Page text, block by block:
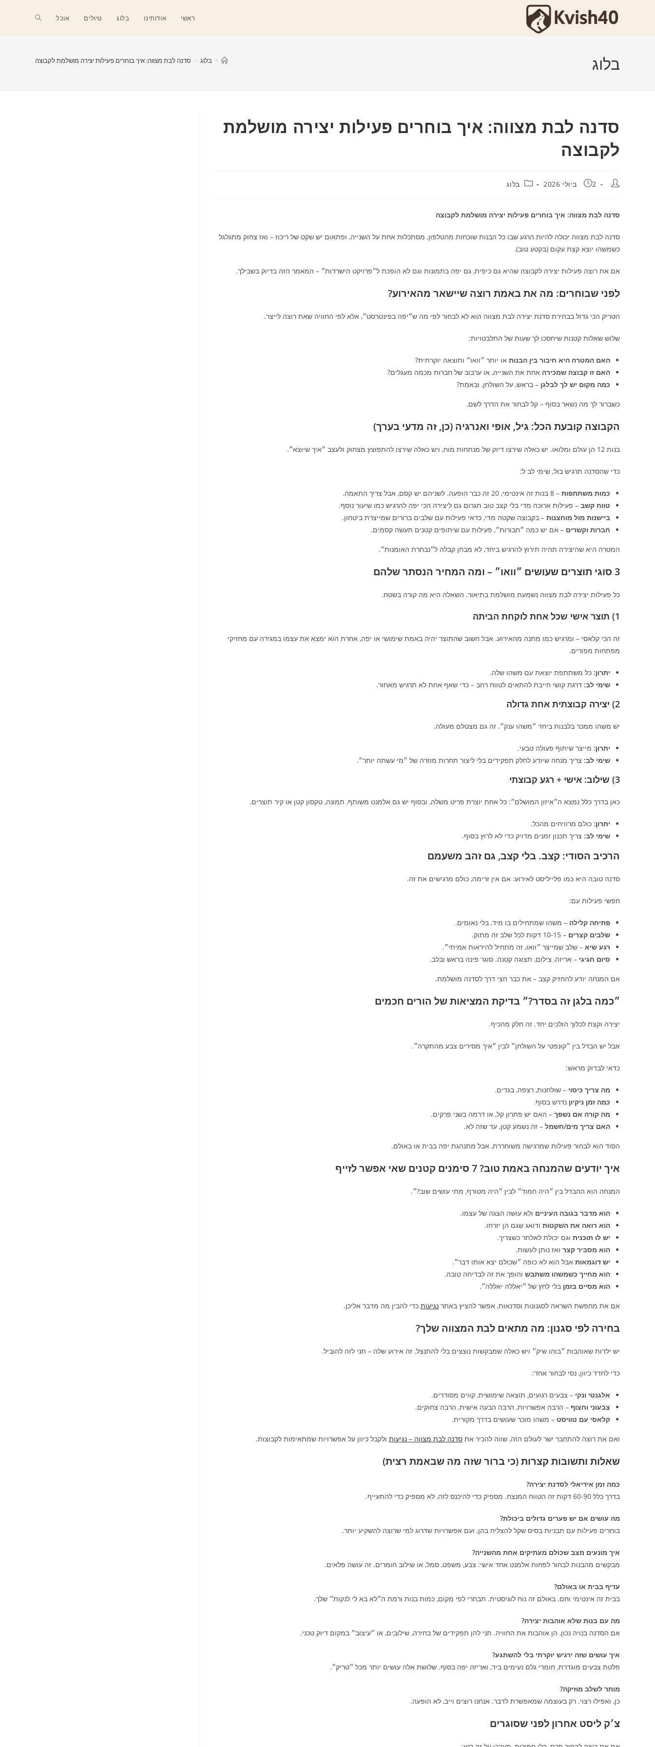
ראשי אודותינו בלוג טיולים אוכל Toggle
בלוג > בלוג > סדנה לבת מצווה: איך בוחרים פעילות יצירה מושלמת לקבוצה
סדנה לבת מצווה: איך בוחרים פעילות יצירה מושלמת
לקבוצה
מחבר: פורסם: 2 ביולי 2026 קטגוריה:
בלוג
סדנה לבת מצווה: איך בוחרים פעילות יצירה מושלמת לקבוצה
סדנה לבת מצווה יכולה להיות הרגע שבו כל הבנות שוכחות מהטלפון, מסתכלות אחת על השנייה, ופתאום יש שקט של ריכוז – ואז צחוק מתגלגל
כשמשהו יוצא קצת עקום (בקטע טוב).
אם את רוצה פעילות יצירה לקבוצה שהיא גם כיפית, גם יפה בתמונות וגם לא הופכת ל״פרויקט הישרדות״ – המאמר הזה בדיוק בשבילך.
לפני שבוחרים: מה את באמת רוצה שיישאר מהאירוע?
הטריק הכי גדול בבחירת סדנת יצירה לבת מצווה הוא לא לבחור לפי מה ש״יפה בפינטרסט״, אלא לפי החוויה שאת רוצה לייצר.
שלוש שאלות קטנות שיחסכו לך שעות של התלבטויות:
האם המטרה היא חיבור בין הבנות או יותר ״וואו״ ותוצאה יוקרתית?
האם זו קבוצה שמכירה אחת את השנייה, או ערבוב של חברות מכמה מעגלים?
כמה מקום יש לך לבלגן – בראש, על השולחן, ובאמת?
כשברור לך מה נשאר בסוף – קל לבחור את הדרך לשם.
הקבוצה קובעת הכל: גיל, אופי ואנרגיה (כן, זה מדעי בערך)
בנות 12 הן עולם ומלואו. יש כאלה שירצו דיוק של מנתחות מוח, ויש כאלה שירצו להתפוצץ מצחוק ולעצב ״איך שיוצא״.
כדי שהסדנה תרגיש בול, שימי לב ל:
כמות משתתפות – 8 בנות זה אינטימי, 20 זה כבר הופעה. לשניהם יש קסם, אבל צריך התאמה.
טווח קשב – פעילות ארוכה מדי בלי קצב טוב תגרום גם ליצירה הכי יפה להרגיש כמו שיעור נוסף.
ביישנות מול מוחצנות – בקבוצה שקטה מדי, כדאי פעילות עם שלבים ברורים שמייצרת ביטחון.
חברות וקשרים – אם יש כמה ״חבורות״, פעילות עם שיתופים קטנים תעשה קסמים.
המטרה היא שהיצירה תהיה תירוץ להרגיש ביחד, לא מבחן קבלה ל״נבחרת האומנות״.
3 סוגי תוצרים שעושים ״וואו״ – ומה המחיר הנסתר שלהם
כל פעילות יצירה לבת מצווה נשמעת מושלמת בתיאור. השאלה היא מה קורה בשטח.
1) תוצר אישי שכל אחת לוקחת הביתה
זה הכי קלאסי – ומרגיש כמו מתנה מהאירוע. אבל חשוב שהתוצר יהיה באמת שימושי או יפה, אחרת הוא ימצא את עצמו במגירה עם מחזיקי
מפתחות מפורים.
יתרון: כל משתתפת יוצאת עם משהו שלה.
שימי לב: דרגת קושי חייבת להתאים לטווח רחב – כדי שאף אחת לא תרגיש מאחור.
2) יצירה קבוצתית אחת גדולה
יש משהו ממכר בלבנות ביחד ״משהו ענק״. זה גם מצטלם מעולה.
יתרון: מייצר שיתוף פעולה טבעי.
שימי לב: צריך מנחה שיודע לחלק תפקידים בלי ליצור תחרות מוזרה של ״מי עשתה יותר״.
3) שילוב: אישי + רגע קבוצתי
כאן בדרך כלל נמצא ה״איזון המושלם״: כל אחת יוצרת פריט משלה, ובסוף יש גם אלמנט משותף, תמונה, טקסון קטן או קיר תוצרים.
יתרון: כולם מרוויחים מהכל.
שימי לב: צריך תכנון זמנים מדויק כדי לא לרוץ בסוף.
הרכיב הסודי: קצב. בלי קצב, גם זהב משעמם
סדנה טובה היא כמו פלייליסט לאירוע: אם אין זרימה, כולם מרגישים את זה.
חפשי פעילות עם:
פתיחה קלילה – משהו שמתחילים בו מיד, בלי נאומים.
שלבים קצרים – 10-15 דקות לכל שלב זה מתוק.
רגע שיא – שלב שמייצר ״וואו, זה מתחיל להיראות אמיתי״.
סיום חגיגי – אריזה, צילום, תצוגה קטנה. סוגר פינה בראש ובלב.
אם המנחה יודע להחזיק קצב – את כבר חצי דרך לסדנה מושלמת.
״כמה בלגן זה בסדר?״ בדיקת המציאות של הורים חכמים
יצירה וקצת לכלוך הולכים יחד. זה חלק מהכיף.
אבל יש הבדל בין ״קונפטי על השולחן״ לבין ״איך מסירים צבע מהתקרה״.
כדאי לבדוק מראש:
מה צריך כיסוי – שולחנות, רצפה, בגדים.
כמה זמן ניקיון נדרש בסוף.
מה קורה אם נשפך – האם יש פתרון קל, או דרמה בשני פרקים.
האם צריך מים/חשמל – זה נשמע קטן, עד שזה לא.
הסוד הוא לבחור פעילות שמרגישה משוחררת, אבל מתנהגת יפה בבית או באולם.
איך יודעים שהמנחה באמת טוב? 7 סימנים קטנים שאי אפשר לזייף
המנחה הוא ההבדל בין ״היה חמוד״ לבין ״היה מטורף, מתי עושים שוב?״.
הוא מדבר בגובה העיניים ולא עושה הצגה של עצמו.
הוא רואה את השקטות ודואג שגם הן יזרחו.
יש לו תוכנית וגם יכולת לאלתר כשצריך.
הוא מסביר קצר ואז נותן לעשות.
יש דוגמאות אבל הוא לא כופה ״שכולם יצא אותו דבר״.
הוא מחייך כשמשהו משתבש והופך את זה לבדיחה טובה.
הוא מסיים בזמן בלי לחץ של ״יאללה יאללה״.
אם את מחפשת השראה לסגנונות וסדנאות, אפשר להציץ באתר נגיעות כדי להבין מה מדבר אליכן.
בחירה לפי סגנון: מה מתאים לבת המצווה שלך?
יש ילדות שאוהבות ״בוהו שיק״ ויש כאלה שמבקשות נוצצים בלי להתנצל. זה אירוע שלה – תני לזה להוביל.
כדי לחדד כיוון, נסי לבחור אחד:
אלגנטי ונקי – צבעים רגועים, תוצאה שימושית, קווים מסודרים.
צבעוני וחצוף – הרבה אפשרויות, הרבה הבעה אישית, הרבה צחוקים.
קלאסי עם טוויסט – משהו מוכר שעושים בדרך מקורית.
ואם את רוצה להתחבר ישר לעולם הזה, שווה להכיר את סדנה לבת מצווה – נגיעות ולקבל כיוון על אפשרויות שמתאימות לקבוצות.
שאלות ותשובות קצרות (כי ברור שזה מה שבאמת רצית)
כמה זמן אידיאלי לסדנת יצירה?
בדרך כלל 60-90 דקות זה הטווח המנצח. מספיק כדי להיכנס לזה, לא מספיק כדי להתעייף.
מה עושים אם יש פערים גדולים ביכולת?
בוחרים פעילות עם תבניות בסיס שקל להצליח בהן, ועם אפשרויות שדרוג למי שרוצה להשקיע יותר.
איך מונעים מצב שכולם מעתיקים אחת מהשנייה?
מבקשים מהבנות לבחור לפחות אלמנט אחד אישי: צבע, משפט, סמל, או שילוב חומרים. זה עושה פלאים.
עדיף בבית או באולם?
בבית זה אינטימי וחם. באולם זה נוח לוגיסטית. תבחרי לפי מקום, כמות בנות ורמת ה״לא בא לי לנקות״ שלך.
מה עם בנות שלא אוהבות יצירה?
אם הסדנה בנויה נכון, הן אוהבות את החוויה. תני להן תפקידים של בחירה, שילובים, או ״עיצוב״ במקום דיוק טכני.
איך עושים שזה ירגיש יוקרתי בלי להשתגע?
פלטת צבעים מוגדרת, חומרי גלם נעימים ביד, ואריזה יפה בסוף. שלושת אלה עושים יותר מכל ״טריק״.
מותר לשלב מוזיקה?
כן, ואפילו רצוי. רק בעוצמה שמאפשרת לדבר. אנחנו רוצים וייב, לא הופעה.
צ׳ק ליסט אחרון לפני שסוגרים